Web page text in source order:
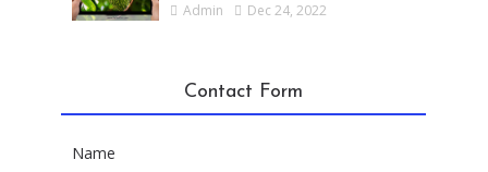
Admin Dec 24, 2022
Contact Form
Name